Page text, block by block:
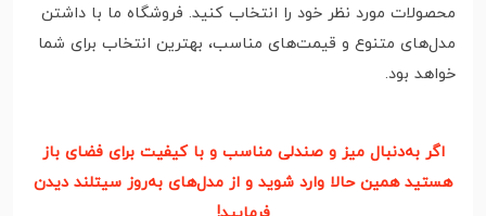
محصولات مورد نظر خود را انتخاب کنید. فروشگاه ما با داشتن
مدل‌های متنوع و قیمت‌های مناسب، بهترین انتخاب برای شما
خواهد بود.
اگر به‌دنبال میز و صندلی مناسب و با کیفیت برای فضای باز
هستید همین حالا وارد شوید و از مدل‌‌های به‌روز سیتلند دیدن